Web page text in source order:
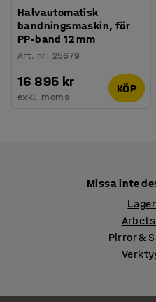
Halvautomatisk
bandningsmaskin, för
PP-band 12 mm
Art. nr: 25679
16 895 kr
exkl. moms
KÖP
Missa inte
Pirror &